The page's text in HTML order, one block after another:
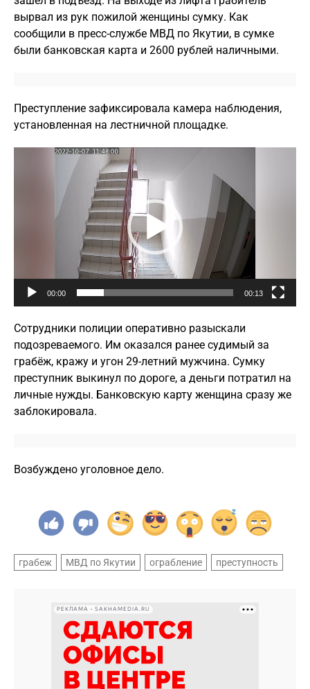
вырвал из рук пожилой женщины сумку. Как
сообщили в пресс-службе МВД по Якутии, в сумке
были банковская карта и 2600 рублей наличными.
Преступление зафиксировала камера наблюдения,
установленная на лестничной площадке.
Видеоплеер
00:00 00:13
Сотрудники полиции оперативно разыскали
подозреваемого. Им оказался ранее судимый за
грабёж, кражу и угон 29-летний мужчина. Сумку
преступник выкинул по дороге, а деньги потратил на
личные нужды. Банковскую карту женщина сразу же
заблокировала.
Возбуждено уголовное дело.
грабеж МВД по Якутии ограбление преступность
РЕКЛАМА • SAKHAMEDIA.RU